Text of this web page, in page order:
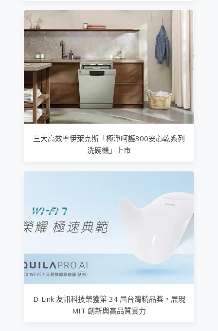
三大高效率伊萊克斯「極淨呵護300安心乾系列
洗碗機」上市
D-Link 友訊科技榮獲第 34 屆台灣精品獎，展現
MIT 創新與高品質實力